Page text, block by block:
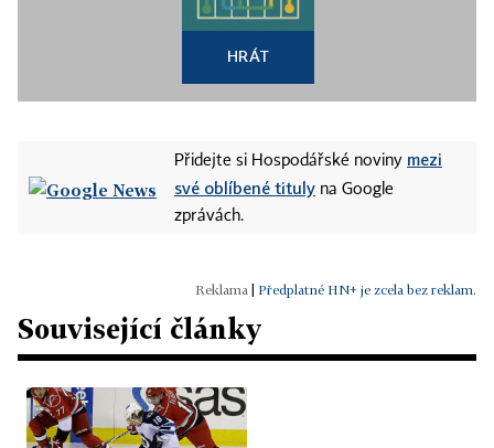
HRÁT
Přidejte si Hospodářské noviny mezi
své oblíbené tituly na Google
zprávách.
Předplatné HN+ je zcela bez reklam.
Související články